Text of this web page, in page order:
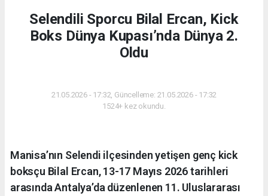
Selendili Sporcu Bilal Ercan, Kick
Boks Dünya Kupası’nda Dünya 2.
Oldu
21.05.2026 - 17:32, Güncelleme: 21.05.2026 - 17:32
1524+ kez okundu.
Manisa’nın Selendi ilçesinden yetişen genç kick
boksçu Bilal Ercan, 13-17 Mayıs 2026 tarihleri
arasında Antalya’da düzenlenen 11. Uluslararası